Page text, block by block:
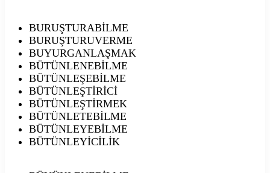
BURUŞTURABİLME
BURUŞTURUVERME
BUYURGANLAŞMAK
BÜTÜNLENEBİLME
BÜTÜNLEŞEBİLME
BÜTÜNLEŞTİRİCİ
BÜTÜNLEŞTİRMEK
BÜTÜNLETEBİLME
BÜTÜNLEYEBİLME
BÜTÜNLEYİCİLİK